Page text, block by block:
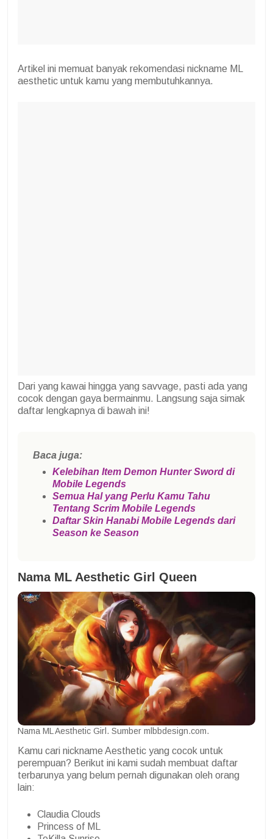
Artikel ini memuat banyak rekomendasi nickname ML
aesthetic untuk kamu yang membutuhkannya.
Dari yang kawai hingga yang savvage, pasti ada yang
cocok dengan gaya bermainmu. Langsung saja simak
daftar lengkapnya di bawah ini!
Baca juga:
Kelebihan Item Demon Hunter Sword di
Mobile Legends
Semua Hal yang Perlu Kamu Tahu
Tentang Scrim Mobile Legends
Daftar Skin Hanabi Mobile Legends dari
Season ke Season
Nama ML Aesthetic Girl Queen
Nama ML Aesthetic Girl. Sumber mlbbdesign.com.
Kamu cari nickname Aesthetic yang cocok untuk
perempuan? Berikut ini kami sudah membuat daftar
terbarunya yang belum pernah digunakan oleh orang
lain:
Claudia Clouds
Princess of ML